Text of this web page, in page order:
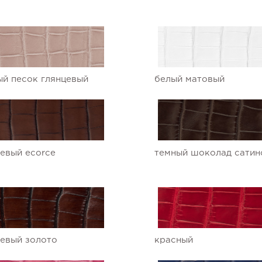
песок глянцевый белый матовый
ecorce темный шоколад
золото красный